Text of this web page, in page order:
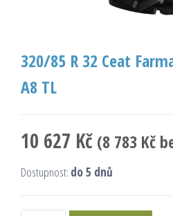
320/85 R 32 Ceat
A8 TL
10 627 Kč (8 783 Kč
Dostupnost: do 5 dnů